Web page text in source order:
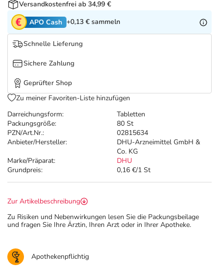
Tierapotheke
Vitamine & Mineralstoffe
Marken
Salus Deals
Darreichungsform:
Tabletten
Packungsgröße:
80 St
PZN/Art.Nr.:
02815634
Anbieter/Hersteller:
DHU-Arzneimittel GmbH &
Co. KG
Marke/Präparat:
DHU
Grundpreis:
0,16 €/1 St
Versandkostenfrei ab 34,99 €
APO Cash +0,13 € sammeln
Schnelle Lieferung
Sichere Zahlung
Geprüfter Shop
Zu meiner Favoriten-Liste hinzufügen
Zur Artikelbeschreibung
Zu Risiken und Nebenwirkungen lesen Sie die Packungsbeilage
und fragen Sie Ihre Ärztin, Ihren Arzt oder in Ihrer Apotheke.
Apothekenpflichtig